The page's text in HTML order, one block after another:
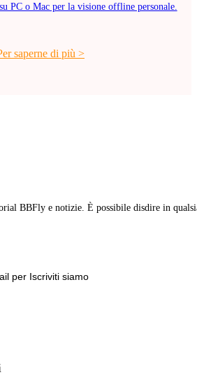
PC o Mac per la visione offline personale.
saperne di più >
BBFly e notizie. È possibile disdire in